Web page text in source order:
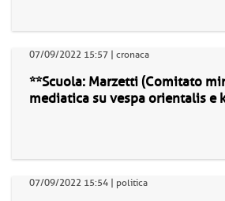
07/09/2022 15:57 | cronaca
**Scuola: Marzetti (Comitato
mediatica su vespa orientalis e
07/09/2022 15:54 | politica